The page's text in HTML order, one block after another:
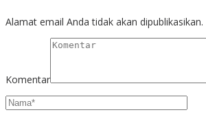
Alamat email Anda tidak akan dipublikasikan.
Komentar